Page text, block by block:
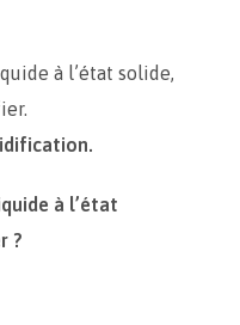
à l’état solide,
à l’état
?